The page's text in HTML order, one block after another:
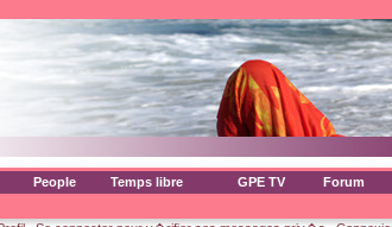
People Temps libre GPE TV Forum